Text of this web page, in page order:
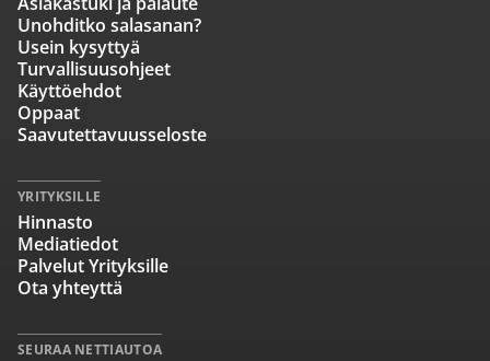
SEURAA NETTIAUTOA
Unohditko salasanan?
Usein kysyttyä
Turvallisuusohjeet
Käyttöehdot
Oppaat
Saavutettavuusseloste
YRITYKSILLE
Hinnasto
Mediatiedot
Palvelut Yrityksille
Ota yhteyttä